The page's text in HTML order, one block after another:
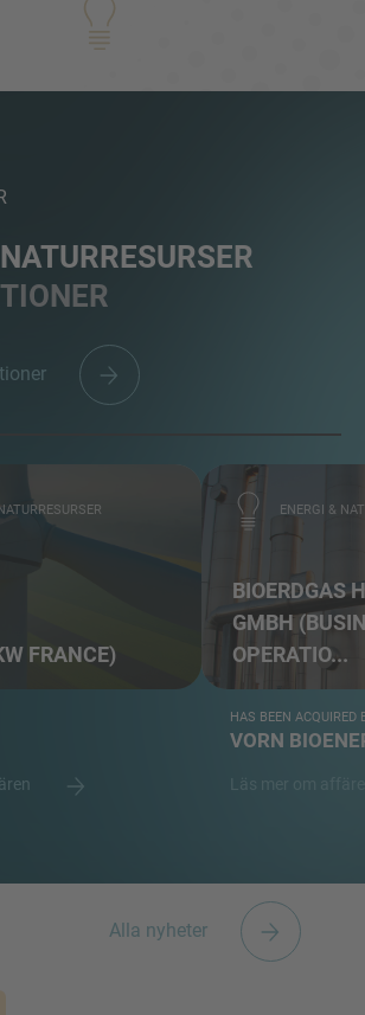
FRANCE)
ENERGI &
BIOERDGAS
GMBH
OPERATIO...
HAS BEEN ACQUIRED
VORN
Läs mer om
Alla nyheter